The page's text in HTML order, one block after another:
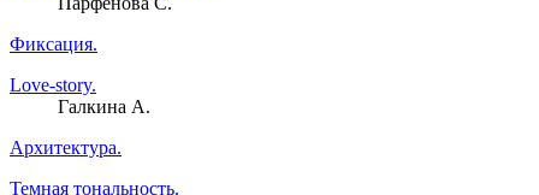
Фиксация.
Love-story.
Галкина А.
Архитектура.
Темная тональность.